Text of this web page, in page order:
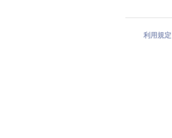
利用規定